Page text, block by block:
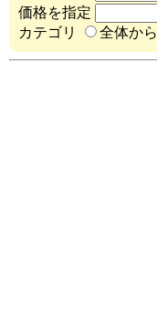
価格を指定
カテゴリ
全体から